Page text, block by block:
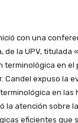
con una
de la UPV, titulada
terminológica en el
Candel expuso la
en las
la atención sobre
eficientes que